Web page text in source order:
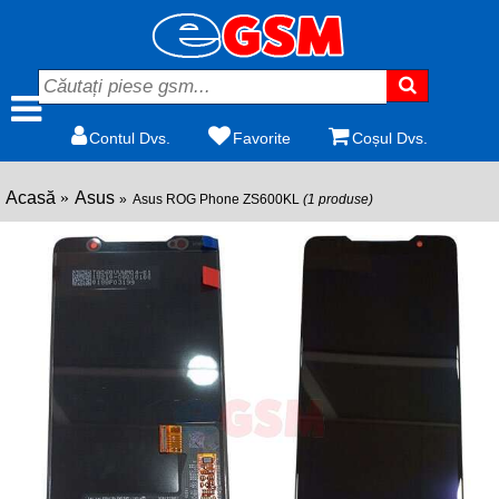
Contul Dvs. Favorite Coșul Dvs.
Acasă Asus Asus ROG Phone ZS600KL (1 produse)